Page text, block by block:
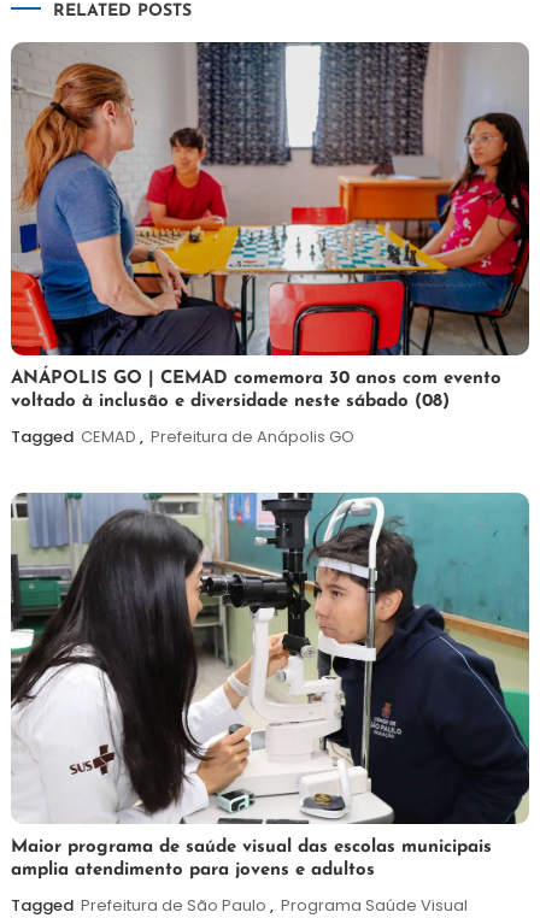
RELATED POSTS
7
de
agosto
Maurilio
ANÁPOLIS GO | CEMAD comemora 30 anos com evento
voltado à inclusão e diversidade neste sábado (08)
Tagged CEMAD , Prefeitura de Anápolis GO
7
de
agosto
Maurilio
Maior programa de saúde visual das escolas municipais
amplia atendimento para jovens e adultos
Tagged Prefeitura de São Paulo , Programa Saúde Visual